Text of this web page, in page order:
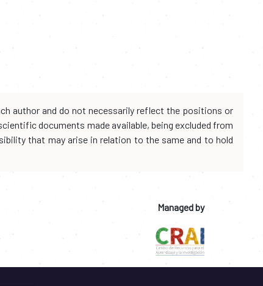
author and do not necessarily reflect the positions or
documents made available, being excluded from
that may arise in relation to the same and to hold
Managed by